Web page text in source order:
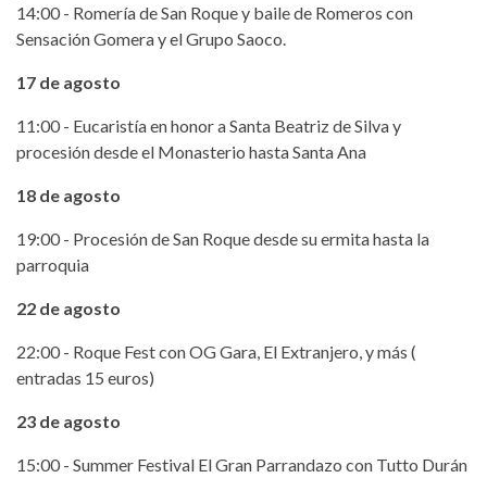
14:00 - Romería de San Roque y baile de Romeros con
Sensación Gomera y el Grupo Saoco.
17 de agosto
11:00 - Eucaristía en honor a Santa Beatriz de Silva y
procesión desde el Monasterio hasta Santa Ana
18 de agosto
19:00 - Procesión de San Roque desde su ermita hasta la
parroquia
22 de agosto
22:00 - Roque Fest con OG Gara, El Extranjero, y más (
entradas 15 euros)
23 de agosto
15:00 - Summer Festival El Gran Parrandazo con Tutto Durán